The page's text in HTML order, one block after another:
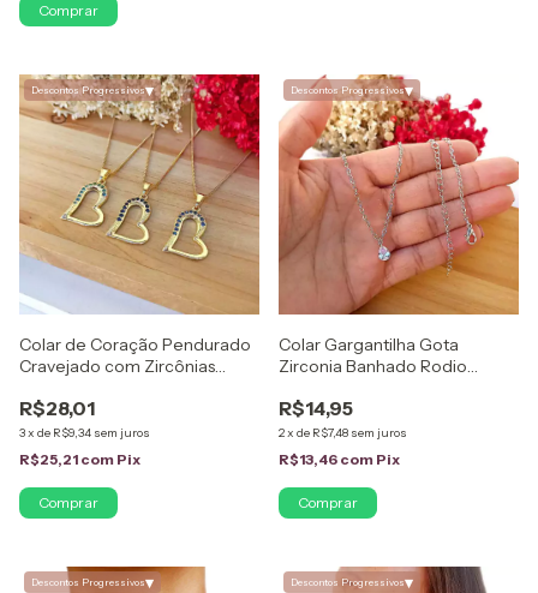
Comprar
Descontos Progressivos▾
Colar de Coração Pendurado
Cravejado com Zircônias
R$28,01
3x de R$9,34 sem juros
R$25,21 com Pix
Comprar
Descontos Progressivos▾
Colar Gargantilha Gota
Zirconia Banhado Rodio
R$14,95
2x de R$7,48 sem juros
R$13,46 com Pix
Descontos Progressivos▾ Descontos Progressivos▾